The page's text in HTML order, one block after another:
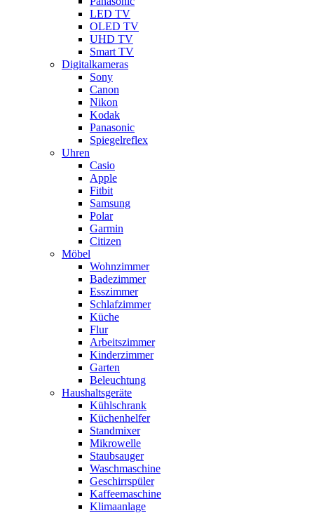
LED TV
OLED TV
UHD TV
Smart TV
Digitalkameras
Sony
Canon
Nikon
Kodak
Panasonic
Spiegelreflex
Uhren
Casio
Apple
Fitbit
Samsung
Polar
Garmin
Citizen
Möbel
Wohnzimmer
Badezimmer
Esszimmer
Schlafzimmer
Küche
Flur
Arbeitszimmer
Kinderzimmer
Garten
Beleuchtung
Haushaltsgeräte
Kühlschrank
Küchenhelfer
Standmixer
Mikrowelle
Staubsauger
Waschmaschine
Geschirrspüler
Kaffeemaschine
Klimaanlage